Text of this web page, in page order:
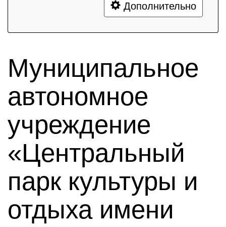
Дополнительно
Муниципальное
автономное
учреждение
«Центральный
парк культуры и
отдыха имени